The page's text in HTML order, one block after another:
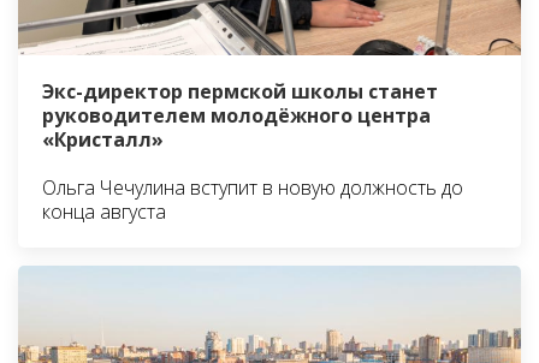
Экс-директор пермской школы станет
руководителем молодёжного центра
«Кристалл»
Ольга Чечулина вступит в новую должность до
конца августа